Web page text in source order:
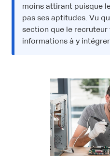
moins attirant puisque
pas ses aptitudes. Vu
section que le recruteur
informations à y